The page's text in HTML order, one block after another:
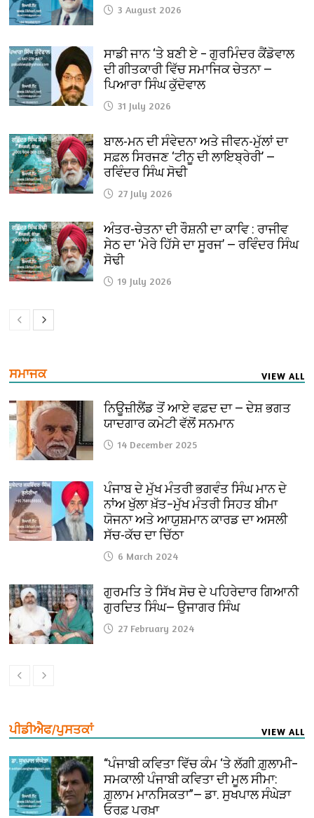
3 August 2026
ਸਾਡੀ ਜਾਨ ‘ਤੇ ਬਣੀ ਏ – ਗੁਰਮਿੰਦਰ ਕੈਂਡੋਵਾਲ
ਦੀ ਗੀਤਕਾਰੀ ਵਿੱਚ ਸਮਾਜਿਕ ਚੇਤਨਾ —
ਪਿਆਰਾ ਸਿੰਘ ਕੁੱਦੋਵਾਲ
31 July 2026
ਬਾਲ-ਮਨ ਦੀ ਸੰਵੇਦਨਾ ਅਤੇ ਜੀਵਨ-ਮੁੱਲਾਂ ਦਾ
ਸਫ਼ਲ ਸਿਰਜਣ ‘ਟੀਨੂ ਦੀ ਲਾਇਬ੍ਰੇਰੀ’ —
ਰਵਿੰਦਰ ਸਿੰਘ ਸੋਢੀ
27 July 2026
ਅੰਤਰ-ਚੇਤਨਾ ਦੀ ਰੌਸ਼ਨੀ ਦਾ ਕਾਵਿ : ਰਾਜੀਵ
ਸੇਠ ਦਾ ‘ਮੇਰੇ ਹਿੱਸੇ ਦਾ ਸੂਰਜ’ — ਰਵਿੰਦਰ ਸਿੰਘ
ਸੋਢੀ
19 July 2026
ਸਮਾਜਕ VIEW ALL
ਨਿਊਜ਼ੀਲੈਂਡ ਤੋਂ ਆਏ ਵਫ਼ਦ ਦਾ — ਦੇਸ਼ ਭਗਤ
ਯਾਦਗਾਰ ਕਮੇਟੀ ਵੱਲੋਂ ਸਨਮਾਨ
14 December 2025
ਪੰਜਾਬ ਦੇ ਮੁੱਖ ਮੰਤਰੀ ਭਗਵੰਤ ਸਿੰਘ ਮਾਨ ਦੇ
ਨਾਂਅ ਖੁੱਲਾ ਖ਼ੱਤ–ਮੁੱਖ ਮੰਤਰੀ ਸਿਹਤ ਬੀਮਾ
ਯੋਜਨਾ ਅਤੇ ਆਯੁਸ਼ਮਾਨ ਕਾਰਡ ਦਾ ਅਸਲੀ
ਸੱਚ-ਕੱਚ ਦਾ ਚਿੱਠਾ
6 March 2024
ਗੁਰਮਤਿ ਤੇ ਸਿੱਖ ਸੋਚ ਦੇ ਪਹਿਰੇਦਾਰ ਗਿਆਨੀ
ਗੁਰਦਿਤ ਸਿੰਘ— ਉਜਾਗਰ ਸਿੰਘ
27 February 2024
ਪੀਡੀਐਫ/ਪੁਸਤਕਾਂ VIEW ALL
“ਪੰਜਾਬੀ ਕਵਿਤਾ ਵਿੱਚ ਕੰਮ ‘ਤੇ ਲੱਗੀ ਗ਼ੁਲਾਮੀ–
ਸਮਕਾਲੀ ਪੰਜਾਬੀ ਕਵਿਤਾ ਦੀ ਮੂਲ ਸੀਮਾ:
ਗ਼ੁਲਾਮ ਮਾਨਸਿਕਤਾ”— ਡਾ. ਸੁਖਪਾਲ ਸੰਘੇੜਾ
ਓਰਫ਼ ਪਰਖ਼ਾ